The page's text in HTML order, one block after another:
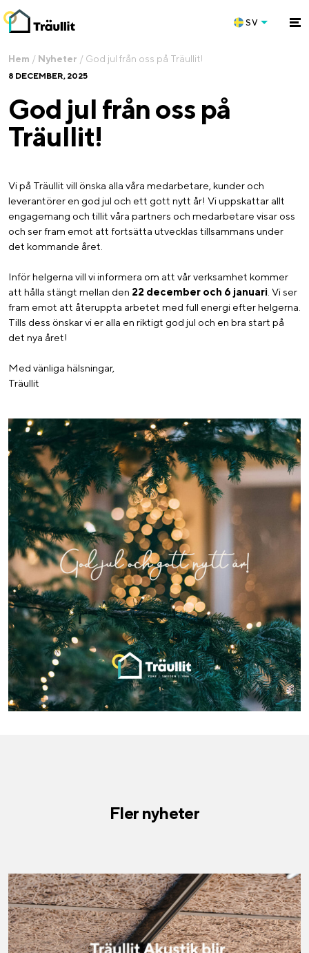
SV
Hem / Nyheter / God jul från oss på Träullit!
8 DECEMBER, 2025
God jul från oss på
Träullit!
Vi på Träullit vill önska alla våra medarbetare, kunder och
leverantörer en god jul och ett gott nytt år! Vi uppskattar allt
engagemang och tillit våra partners och medarbetare visar oss
och ser fram emot att fortsätta utvecklas tillsammans under
det kommande året.
Inför helgerna vill vi informera om att vår verksamhet kommer
att hålla stängt mellan den 22 december och 6 januari. Vi ser
fram emot att återuppta arbetet med full energi efter helgerna.
Tills dess önskar vi er alla en riktigt god jul och en bra start på
det nya året!
Med vänliga hälsningar,
Träullit
Fler nyheter